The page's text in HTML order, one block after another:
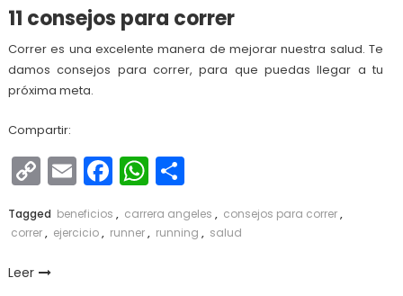
11 consejos para correr
Correr es una excelente manera de mejorar nuestra salud. Te
damos consejos para correr, para que puedas llegar a tu
próxima meta.
Compartir:
Copy
Link
EmailFacebook
WhatsApp
Compartir
Tagged beneficios , carrera angeles , consejos para correr,
correr, ejercicio, runner, running , salud
Leer